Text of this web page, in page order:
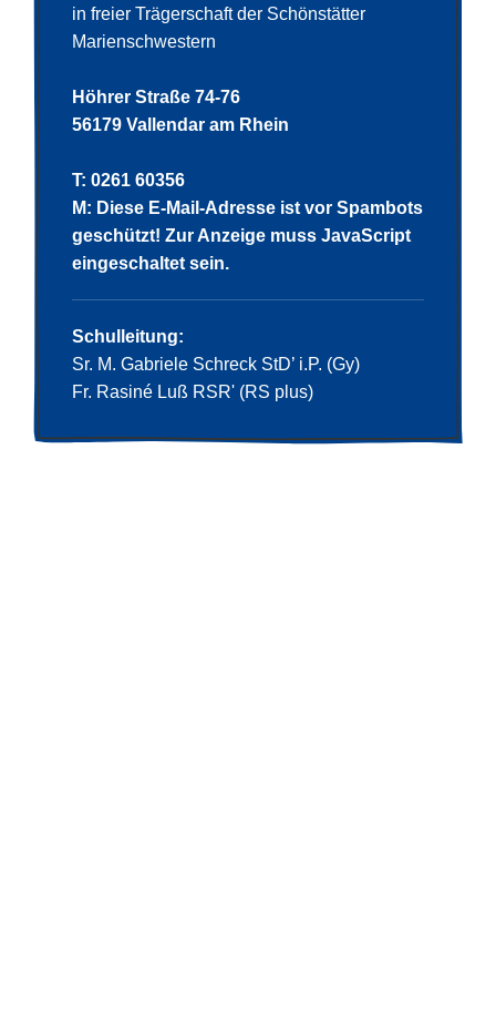
in freier Trägerschaft der Schönstätter
Marienschwestern
Höhrer Straße 74-76
56179 Vallendar am Rhein
T: 0261 60356
M: Diese E-Mail-Adresse ist vor Spambots
geschützt! Zur Anzeige muss JavaScript
eingeschaltet sein.
Schulleitung:
Sr. M. Gabriele Schreck StD’ i.P. (Gy)
Fr. Rasiné Luß RSR' (RS plus)